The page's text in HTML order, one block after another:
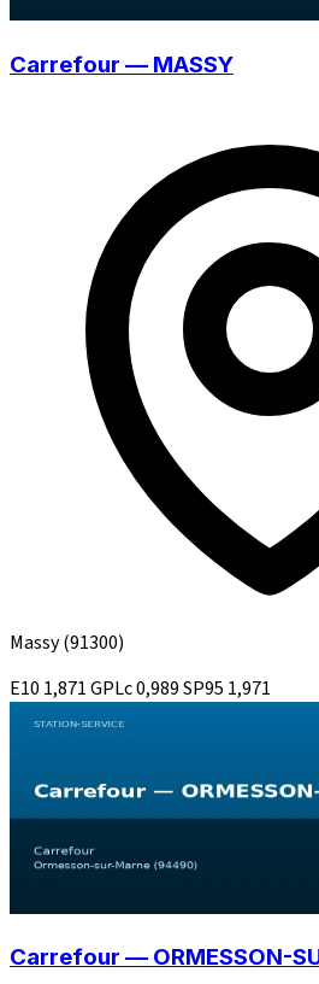
Carrefour — MASSY
Massy(91300)
E10 1,871GPLc0,989SP95 1,971
Carrefour — ORMESSON-